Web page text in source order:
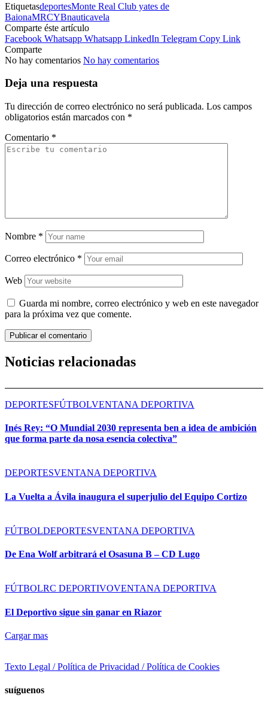
EtiquetasdeportesMonte Real Club yates de
BaionaMRCYBnauticavela
Comparte éste artículo
Facebook Whatsapp Whatsapp LinkedIn Telegram Copy Link
Comparte
No hay comentarios No hay comentarios
Deja una respuesta
Tu dirección de correo electrónico no será publicada. Los campos
obligatorios están marcados con *
Comentario *
Nombre *
Correo electrónico *
Web
Guarda mi nombre, correo electrónico y web en este navegador
para la próxima vez que comente.
Noticias relacionadas
DEPORTESFÚTBOLVENTANA DEPORTIVA
Inés Rey: “O Mundial 2030 representa ben a idea de ambición
que forma parte da nosa esencia colectiva”
DEPORTESVENTANA DEPORTIVA
La Vuelta a Ávila inaugura el superjulio del Equipo Cortizo
FÚTBOLDEPORTESVENTANA DEPORTIVA
De Ena Wolf arbitrará el Osasuna B – CD Lugo
FÚTBOLRC DEPORTIVOVENTANA DEPORTIVA
El Deportivo sigue sin ganar en Riazor
Cargar mas
Texto Legal / Política de Privacidad / Política de Cookies
suíguenos